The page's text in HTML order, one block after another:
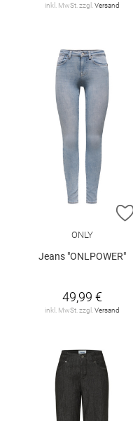
inkl. MwSt. zzgl. Versand
ONLY
Jeans "ONLPOWER"
49,99 €
inkl. MwSt. zzgl. Versand